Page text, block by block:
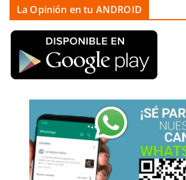
La Opinión en tu ANDROID